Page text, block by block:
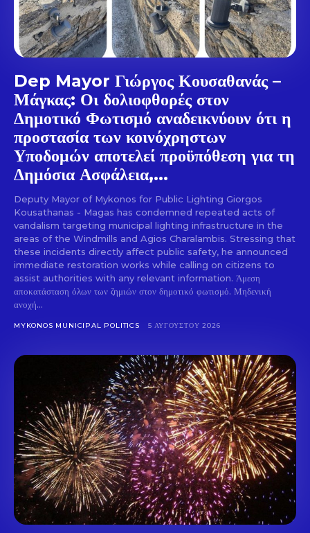
Don't miss
out!
Sing up for our newsletter
to stay in the loop.
SUBSCRIBE
Dep Mayor Γιώργος Κουσαθανάς –
Μάγκας: Οι δολιοφθορές στον
Δημοτικό Φωτισμό αναδεικνύουν ότι η
προστασία των κοινόχρηστων
Υποδομών αποτελεί προϋπόθεση για τη
Δημόσια Ασφάλεια,...
Deputy Mayor of Mykonos for Public Lighting Giorgos
Kousathanas - Magas has condemned repeated acts of
vandalism targeting municipal lighting infrastructure in the
areas of the Windmills and Agios Charalambis. Stressing that
these incidents directly affect public safety, he announced
immediate restoration works while calling on citizens to
assist authorities with any relevant information. Άμεση
αποκατάσταση όλων των ζημιών στον δημοτικό φωτισμό. Μηδενική
ανοχή...
MYKONOS MUNICIPAL POLITICS 5 ΑΥΓΟΎΣΤΟΥ 2026